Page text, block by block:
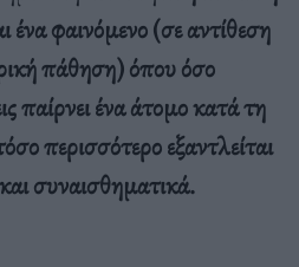
φαινόμενο (σε αντίθεση
πάθηση) όπου όσο
παίρνει ένα άτομο κατά τη
περισσότερο εξαντλείται
συναισθηματικά.